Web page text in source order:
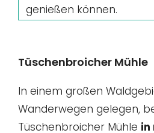
genießen können.
Tüschenbroicher Mühle
In einem großen
Wanderwegen gelegen,
Tüschenbroicher Mühle in